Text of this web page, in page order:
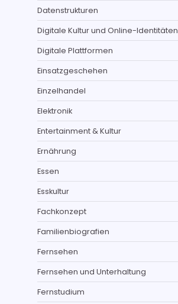
Datenstrukturen
Digitale Kultur und Online-Identitäten
Digitale Plattformen
Einsatzgeschehen
Einzelhandel
Elektronik
Entertainment & Kultur
Ernährung
Essen
Esskultur
Fachkonzept
Familienbiografien
Fernsehen
Fernsehen und Unterhaltung
Fernstudium